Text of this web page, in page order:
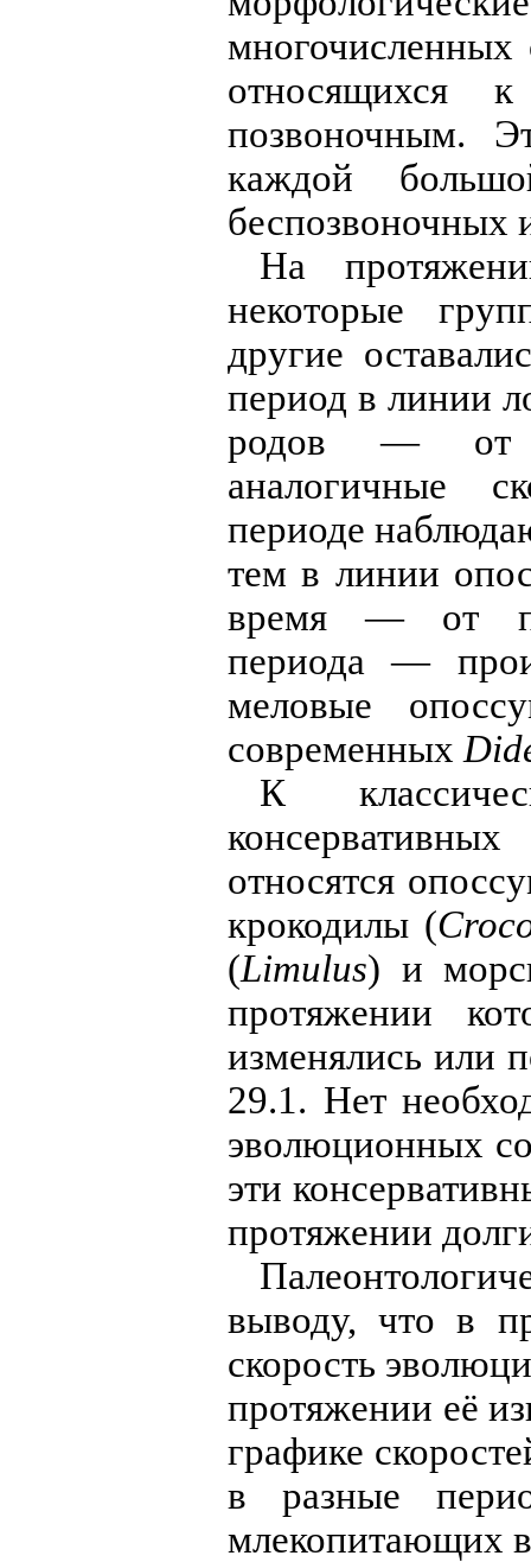
многочисленных
относящихся
позвоночным.
каждой
беспозвоночных
На
некоторые
другие
период в линии
родов —
аналогичные
периоде
тем в линии
время — от
периода —
меловые
современных
К
относятся
крокодилы (
(Limulus) и
протяжении
изменялись или
29.1. Нет
эволюционных
эти
протяжении
выводу, что в
скорость
протяжении её
графике
в разные
млекопитающих